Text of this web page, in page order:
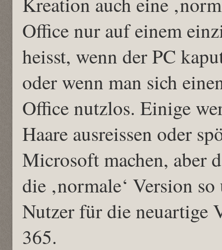
Office nur auf einem
heisst, wenn der PC
oder wenn man sich
Office nutzlos. Einige
Haare ausreissen oder
Microsoft machen, aber
die ‚normale‘ Version
Nutzer für die neuartige
365.